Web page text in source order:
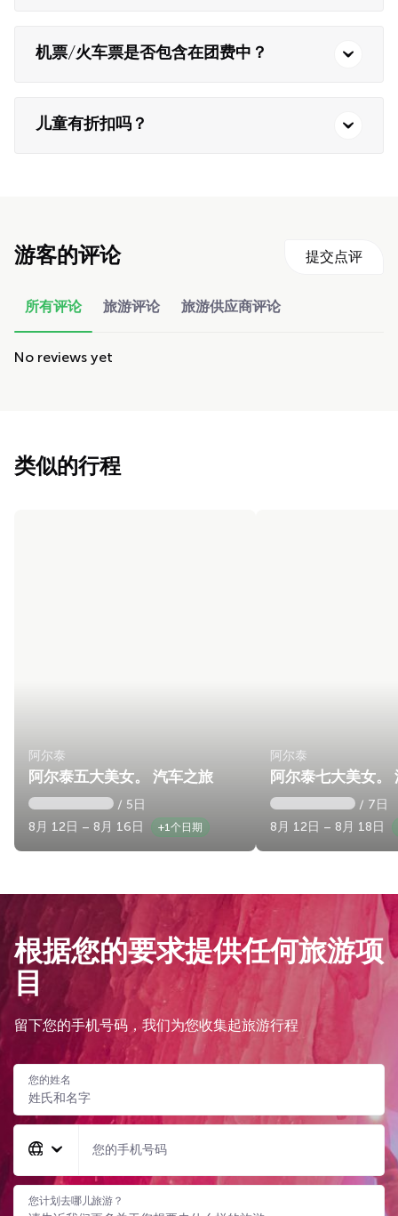
机票/火车票是否包含在团费中？
儿童有折扣吗？
游客的评论 提交点评
所有评论 旅游评论 旅游供应商评论
No reviews yet
类似的行程
阿尔泰
阿尔泰五大美女。 汽车之旅
/ 5日
8月 12日 – 8月 16日
+1个日期
阿尔泰
阿尔泰七大美女。
/ 7日
8月 12日 – 8月 18日
根据您的要求提供任何旅游项
目
留下您的手机号码，我们为您收集起旅游行程
您的姓名
您的手机号码
您计划去哪儿旅游？